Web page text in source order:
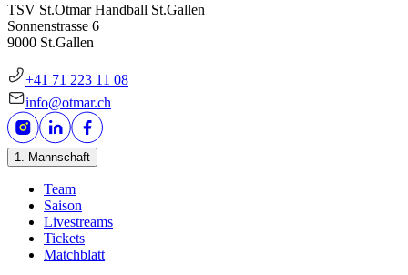
TSV St.Otmar Handball St.Gallen
Sonnenstrasse 6
9000 St.Gallen
+41 71 223 11 08
info@otmar.ch
1. Mannschaft
Team
Saison
Livestreams
Tickets
Matchblatt